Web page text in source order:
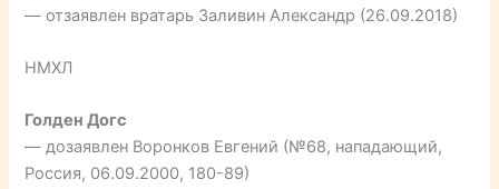
— отзаявлен вратарь Заливин Александр (26.09.2018)
НМХЛ
Голден Догс
— дозаявлен Воронков Евгений (№68, нападающий,
Россия, 06.09.2000, 180-89)